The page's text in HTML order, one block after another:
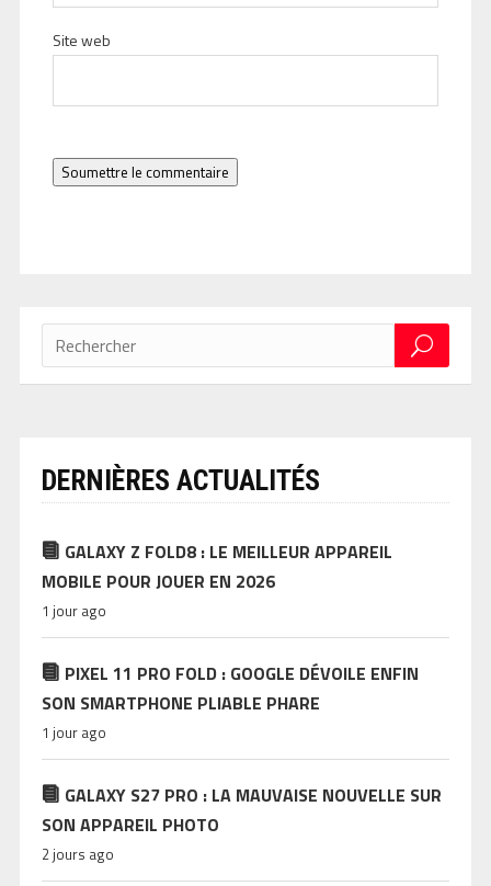
Site web
Soumettre le commentaire
DERNIÈRES ACTUALITÉS
GALAXY Z FOLD8 : LE MEILLEUR APPAREIL
MOBILE POUR JOUER EN 2026
1 jour ago
PIXEL 11 PRO FOLD : GOOGLE DÉVOILE ENFIN
SON SMARTPHONE PLIABLE PHARE
1 jour ago
GALAXY S27 PRO : LA MAUVAISE NOUVELLE SUR
SON APPAREIL PHOTO
2 jours ago